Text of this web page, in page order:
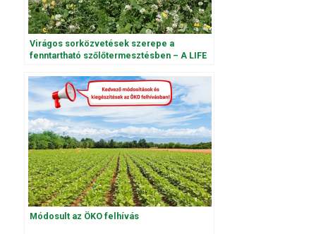
Virágos sorközvetések szerepe a
fenntartható szőlőtermesztésben – A LIFE
Módosult az ÖKO felhívás